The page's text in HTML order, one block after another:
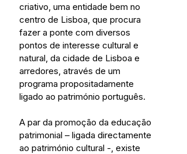
criativo, uma entidade bem no
centro de Lisboa, que procura
fazer a ponte com diversos
pontos de interesse cultural e
natural, da cidade de Lisboa e
arredores, através de um
programa propositadamente
ligado ao património português.
A par da promoção da educação
patrimonial – ligada directamente
ao património cultural -, existe